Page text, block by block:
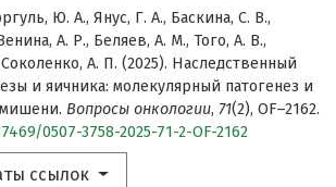
Ю. А., Янус, Г. А., Баскина, С. В.,
А. Р., Беляев, А. М., Того, А. В.,
А. П. (2025). Наследственный
и яичника: молекулярный патогенез и
Вопросы онкологии, 71(2), OF–2162.
0507-3758-2025-71-2-OF-2162
ссылок